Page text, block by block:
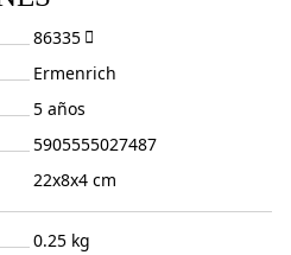
86335
Ermenrich
5 años
5905555027487
22x8x4 cm
0.25 kg